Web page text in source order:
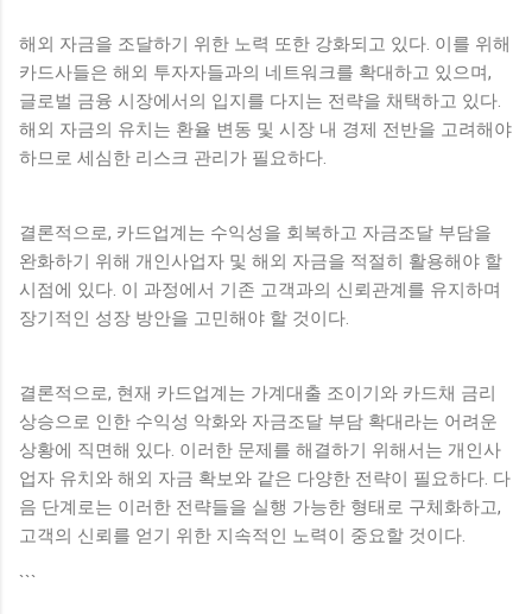
해외 자금을 조달하기 위한 노력 또한 강화되고 있다. 이를 위해
카드사들은 해외 투자자들과의 네트워크를 확대하고 있으며,
글로벌 금융 시장에서의 입지를 다지는 전략을 채택하고 있다.
해외 자금의 유치는 환율 변동 및 시장 내 경제 전반을 고려해야
하므로 세심한 리스크 관리가 필요하다.
결론적으로, 카드업계는 수익성을 회복하고 자금조달 부담을
완화하기 위해 개인사업자 및 해외 자금을 적절히 활용해야 할
시점에 있다. 이 과정에서 기존 고객과의 신뢰관계를 유지하며
장기적인 성장 방안을 고민해야 할 것이다.
결론적으로, 현재 카드업계는 가계대출 조이기와 카드채 금리
상승으로 인한 수익성 악화와 자금조달 부담 확대라는 어려운
상황에 직면해 있다. 이러한 문제를 해결하기 위해서는 개인사
업자 유치와 해외 자금 확보와 같은 다양한 전략이 필요하다. 다
음 단계로는 이러한 전략들을 실행 가능한 형태로 구체화하고,
고객의 신뢰를 얻기 위한 지속적인 노력이 중요할 것이다.
```